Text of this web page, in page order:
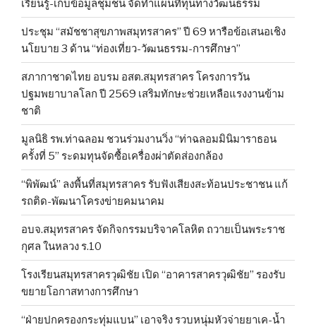
เรียนรู้-เก็บข้อมูลชุมชน จัดทำแผนที่ทุนทางวัฒนธรรม
ประชุม “สมัชชาสุขภาพสมุทรสาคร” ปี 69 หารือข้อเสนอเชิง
นโยบาย 3 ด้าน “ท่องเที่ยว-วัฒนธรรม-การศึกษา”
สภากาชาดไทย อบรม อสต.สมุทรสาคร โครงการวัน
ปฐมพยาบาลโลก ปี 2569 เสริมทักษะช่วยเหลือแรงงานข้าม
ชาติ
มูลนิธิ รพ.ท่าฉลอม ชวนร่วมงานวิ่ง “ท่าฉลอมมินิมาราธอน
ครั้งที่ 5” ระดมทุนจัดซื้อเครื่องผ่าตัดส่องกล้อง
“พิพัฒน์” ลงพื้นที่สมุทรสาคร รับฟังเสียงสะท้อนประชาชน แก้
รถติด-พัฒนาโครงข่ายคมนาคม
อบจ.สมุทรสาคร จัดกิจกรรมบริจาคโลหิต ถวายเป็นพระราช
กุศล ในหลวง ร.10
โรงเรียนสมุทรสาครวุฒิชัย เปิด “อาคารสาครวุฒิชัย” รองรับ
ขยายโอกาสทางการศึกษา
“ฝ่ายปกครองกระทุ่มแบน” เอาจริง รวบหนุ่มหัวจ่ายยาเค-น้ำ